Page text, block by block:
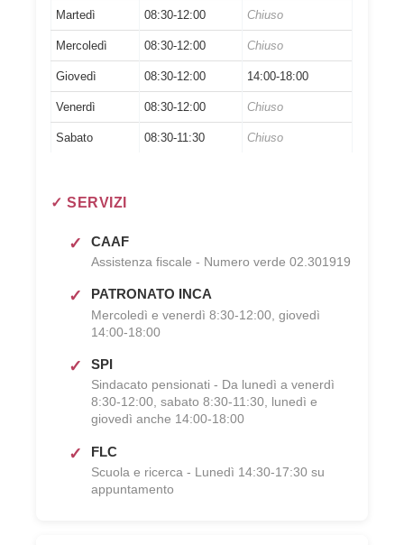
Martedì 08:30-12:00 Chiuso
Mercoledì 08:30-12:00 Chiuso
Giovedì 08:30-12:00 14:00-18:00
Venerdì 08:30-12:00 Chiuso
Sabato 08:30-11:30 Chiuso
✓ SERVIZI
CAAF
Assistenza fiscale - Numero verde 02.301919
PATRONATO INCA
Mercoledì e venerdì 8:30-12:00, giovedì
14:00-18:00
SPI
Sindacato pensionati - Da lunedì a venerdì
8:30-12:00, sabato 8:30-11:30, lunedì e
giovedì anche 14:00-18:00
FLC
Scuola e ricerca - Lunedì 14:30-17:30 su
appuntamento